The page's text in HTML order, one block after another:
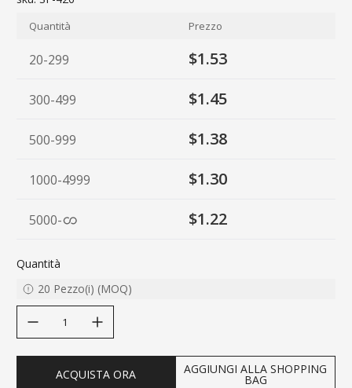
Quantità Prezzo
20-299 $1.53
300-499 $1.45
500-999 $1.38
1000-4999 $1.30
5000- $1.22
Quantità
20 Pezzo(i) (MOQ)
ACQUISTA ORA AGGIUNGI ALLA SHOPPING
BAG